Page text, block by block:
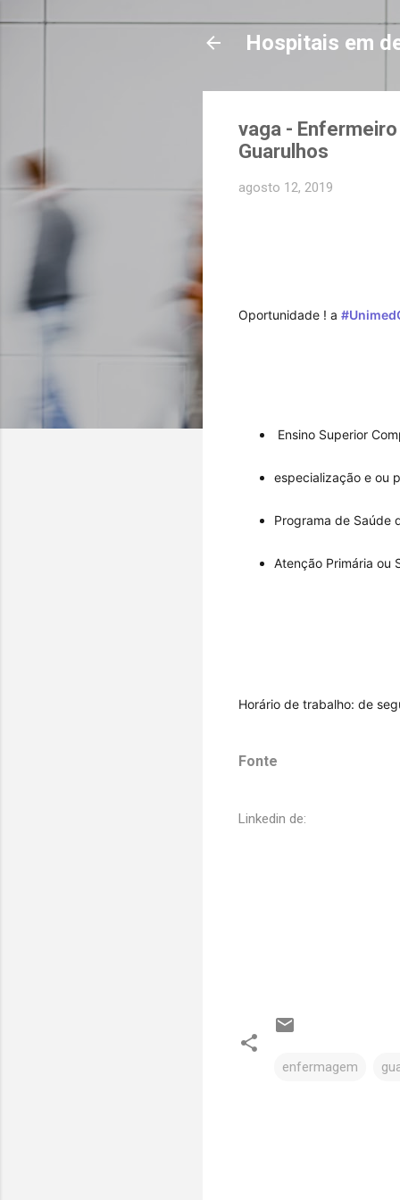
Hospitais em
vaga -
Guarulhos
agosto 12, 2019
Oportunidade ! a #
Ensino Superior
especialização e ou
Programa de Saúde
Atenção Primária ou
Horário de trabalho: de
Fonte
Linkedin de:
enfermagem